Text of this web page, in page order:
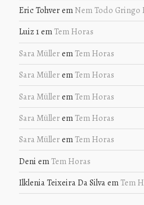
Eric Tohverem Nem Todo Gringo
Luiz 1em Tem Horas
Sara Müllerem Tem Horas
Sara Müllerem Tem Horas
Sara Müllerem Tem Horas
Sara Müllerem Tem Horas
Sara Müllerem Tem Horas
Deni em Tem Horas
Ilklenia Teixeira Da Silvaem Tem